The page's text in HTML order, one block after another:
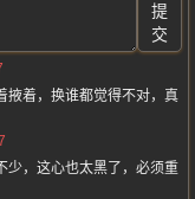
提
交
掖着，换谁都觉得不对，真
少，这心也太黑了，必须重